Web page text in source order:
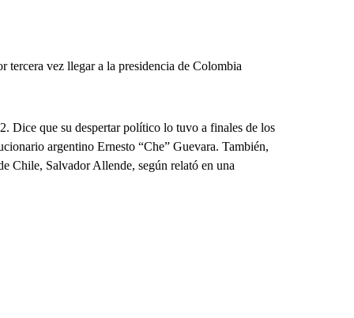
tercera vez llegar a la presidencia de Colombia
Dice que su despertar político lo tuvo a finales de los
argentino Ernesto “Che” Guevara. También,
Chile, Salvador Allende, según relató en una